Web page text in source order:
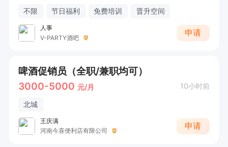
不限 节日福利 免费培训 晋升空间
人事
V-PARTY酒吧
申请
啤酒促销员（全职/兼职均可）
3000-5000 元/月 10小时前
北城
王庆满
河南今喜便利店有限公司
申请